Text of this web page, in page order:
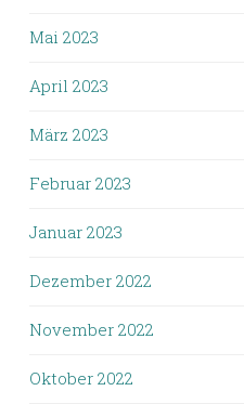
Mai 2023
April 2023
März 2023
Februar 2023
Januar 2023
Dezember 2022
November 2022
Oktober 2022